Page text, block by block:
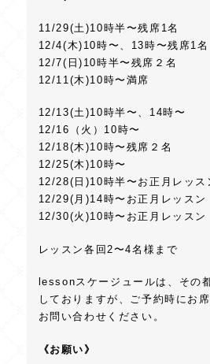
11/29(土)10時半〜残席1名
12/4(木)10時〜、13時〜残席1名
12/7(日)10時半〜残席２名
12/11(木)10時〜満席
12/13(土)10時半〜、14時〜
12/16（火）10時〜
12/18(木)10時〜残席２名
12/25(木)10時〜
12/28(日)10時半〜お正月レッス
12/29(月)14時〜お正月レッス
12/30(火)10時〜お正月レッスン
レッスン各回2〜4名様まで
lessonスケージュールは、その
しておりますが、ご予約時にお
お問い合わせください。
《お願い》